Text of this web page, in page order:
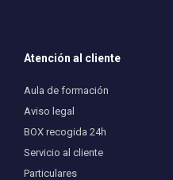
Atención al cliente
Aula de formación
Aviso legal
BOX recogida 24h
Servicio al cliente
Particulares